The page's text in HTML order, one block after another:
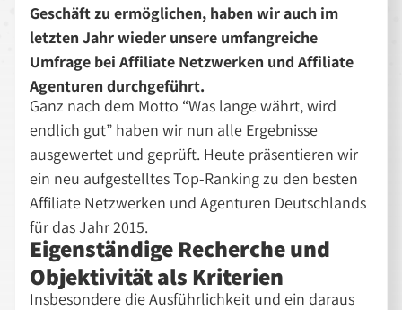
Geschäft zu ermöglichen, haben wir auch im
letzten Jahr wieder unsere umfangreiche
Umfrage bei Affiliate Netzwerken und Affiliate
Agenturen durchgeführt.
Ganz nach dem Motto “Was lange währt, wird
endlich gut” haben wir nun alle Ergebnisse
ausgewertet und geprüft. Heute präsentieren wir
ein neu aufgestelltes Top-Ranking zu den besten
Affiliate Netzwerken und Agenturen Deutschlands
für das Jahr 2015.
Eigenständige Recherche und
Objektivität als Kriterien
Insbesondere die Ausführlichkeit und ein daraus